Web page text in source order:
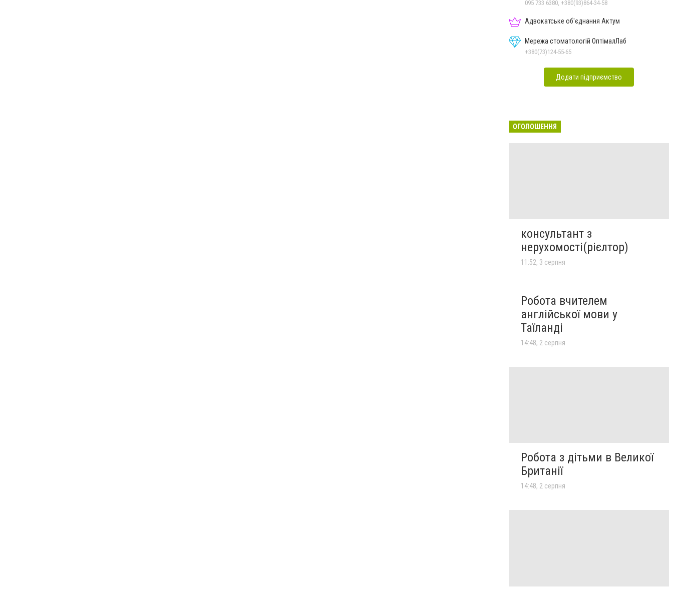
095 733 6380, +380(93)864-34-58
Адвокатське об'єднання Актум
Мережа стоматологій ОптімалЛаб
+380(73)124-55-65
Додати підприємство
ОГОЛОШЕННЯ
консультант з
нерухомості(рієлтор)
11:52, 3 серпня
Робота вчителем
англійської мови у
Таїланді
14:48, 2 серпня
Робота з дітьми в Великої
Британії
14:48, 2 серпня